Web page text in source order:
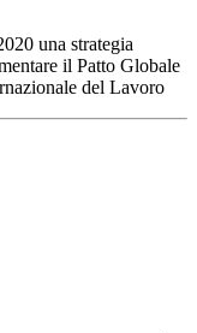
una strategia
il Patto Globale
del Lavoro